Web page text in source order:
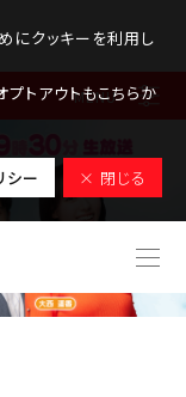
にクッキーを利用し
プトアウトもこちらか
シー × 閉じる
MENU